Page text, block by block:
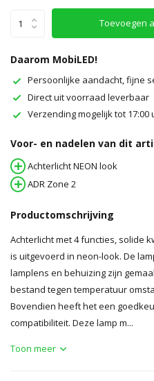
Toevoegen
Daarom MobiLED!
Persoonlijke aandacht, fijne
Direct uit voorraad leverbaar
Verzending mogelijk tot 17:00
Voor- en nadelen van dit
Achterlicht NEON look
ADR Zone 2
Productomschrijving
Achterlicht met 4 functies, solide
is uitgevoerd in neon-look. De
lamplens en behuizing zijn
bestand tegen temperatuur
Bovendien heeft het een
compatibiliteit. Deze lamp m...
Toon meer